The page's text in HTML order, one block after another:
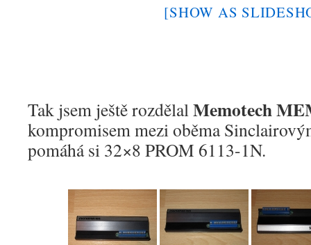
[SHOW AS
Tak jsem ještě rozdělalMemotech
kompromisem mezi oběma
pomáhá si 32×8 PROM 6113-1N.